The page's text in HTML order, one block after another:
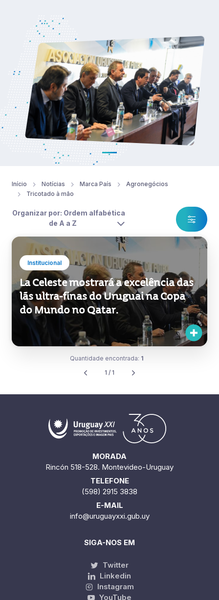
Início Notícias Marca País
Agronegócios
Tricotado à mão
Organizar por: Ordem alfabética
de A a Z
Institucional
La Celeste mostrará a excelência das
lãs ultra-finas do Uruguai na Copa
do Mundo no Qatar.
Quantidade encontrada: 1
1 / 1
MORADA
Rincón 518-528. Montevideo-Uruguay
TELEFONE
(598) 2915 3838
E-MAIL
info@uruguayxxi.gub.uy
SIGA-NOS EM
Twitter
Linkedin
Instagram
YouTube